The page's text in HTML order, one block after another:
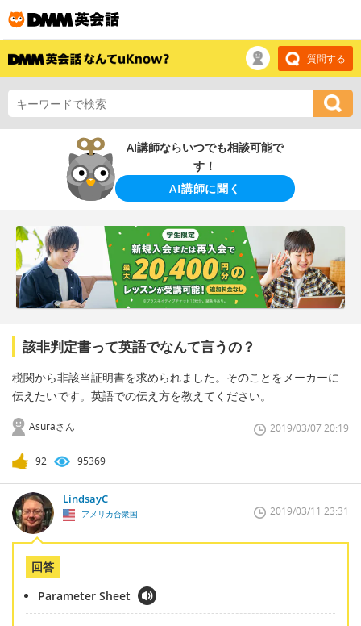
質問する
AI講師ならいつでも相談可能で
す！
AI講師に聞く
該非判定書って英語でなんて言うの？
税関から非該当証明書を求められました。そのことをメーカーに
伝えたいです。英語での伝え方を教えてください。
Asuraさん 2019/03/07 20:19
92 95369
LindsayC
アメリカ合衆国 2019/03/11 23:31
回答
Parameter Sheet